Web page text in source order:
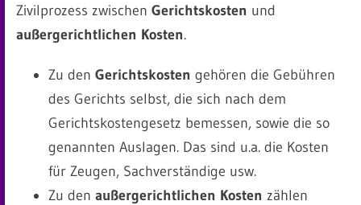
Zivilprozess zwischen Gerichtskosten und
außergerichtlichen Kosten.
Zu den Gerichtskosten gehören die Gebühren
des Gerichts selbst, die sich nach dem
Gerichtskostengesetz bemessen, sowie die so
genannten Auslagen. Das sind u.a. die Kosten
für Zeugen, Sachverständige usw.
Zu den außergerichtlichen Kosten zählen